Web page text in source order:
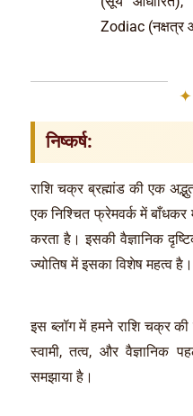
Zodiac (नक्षत्र
निष्कर्ष:
राशि चक्र ब्रह्मांड की एक
एक निश्चित फ्रेमवर्क में बाँधकर
करता है। इसकी वैज्ञानिक
ज्योतिष में इसका विशेष महत्व है।
इस ब्लॉग में हमने राशि चक्र
स्वामी, तत्व, और
समझाया है।